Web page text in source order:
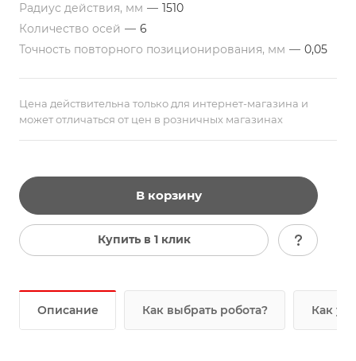
Радиус действия, мм — 1510
Количество осей — 6
Точность повторного позиционирования, мм — 0,05
Цена действительна только для интернет-магазина и
может отличаться от цен в розничных магазинах
В корзину
Купить в 1 клик
Описание Как выбрать робота? Как